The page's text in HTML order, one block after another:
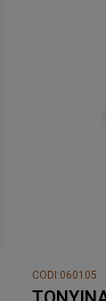
CODI:060105